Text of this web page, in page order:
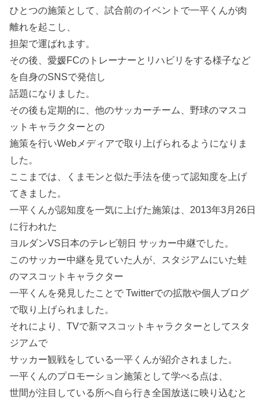
ひとつの施策として、試合前のイベントで一平くんが肉
離れを起こし、
担架で運ばれます。
その後、愛媛FCのトレーナーとリハビリをする様子など
を自身のSNSで発信し
話題になりました。
その後も定期的に、他のサッカーチーム、野球のマスコ
ットキャラクターとの
施策を行いWebメディアで取り上げられるようになりま
した。
ここまでは、くまモンと似た手法を使って認知度を上げ
てきました。
一平くんが認知度を一気に上げた施策は、2013年3月26日
に行われた
ヨルダンVS日本のテレビ朝日 サッカー中継でした。
このサッカー中継を見ていた人が、スタジアムにいた蛙
のマスコットキャラクター
一平くんを発見したことで Twitterでの拡散や個人ブログ
で取り上げられました。
それにより、TVで新マスコットキャラクターとしてスタ
ジアムで
サッカー観戦をしている一平くんが紹介されました。
一平くんのプロモーション施策として学べる点は、
世間が注目している所へ自ら行き全国放送に映り込むと